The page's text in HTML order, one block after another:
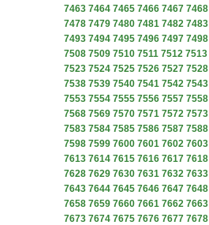
7463 7464 7465 7466 7467 7468
7478 7479 7480 7481 7482 7483
7493 7494 7495 7496 7497 7498
7508 7509 7510 7511 7512 7513
7523 7524 7525 7526 7527 7528
7538 7539 7540 7541 7542 7543
7553 7554 7555 7556 7557 7558
7568 7569 7570 7571 7572 7573
7583 7584 7585 7586 7587 7588
7598 7599 7600 7601 7602 7603
7613 7614 7615 7616 7617 7618
7628 7629 7630 7631 7632 7633
7643 7644 7645 7646 7647 7648
7658 7659 7660 7661 7662 7663
7673 7674 7675 7676 7677 7678